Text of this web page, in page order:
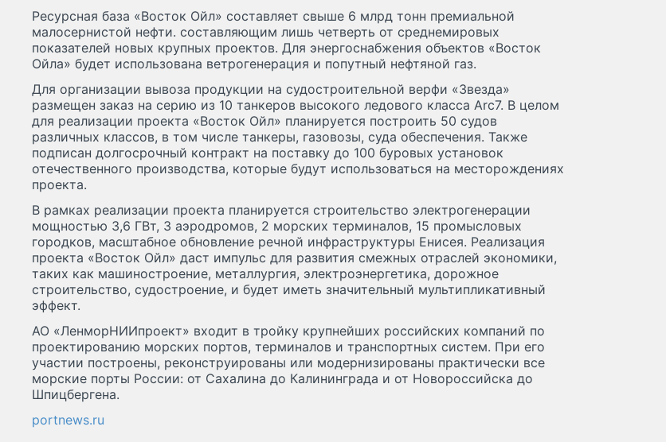
Ресурсная база «Восток Ойл» составляет свыше 6 млрд тонн премиальной
малосернистой нефти. составляющим лишь четверть от среднемировых
показателей новых крупных проектов. Для энергоснабжения объектов «Восток
Ойла» будет использована ветрогенерация и попутный нефтяной газ.
Для организации вывоза продукции на судостроительной верфи «Звезда»
размещен заказ на серию из 10 танкеров высокого ледового класса Arc7. В целом
для реализации проекта «Восток Ойл» планируется построить 50 судов
различных классов, в том числе танкеры, газовозы, суда обеспечения. Также
подписан долгосрочный контракт на поставку до 100 буровых установок
отечественного производства, которые будут использоваться на месторождениях
проекта.
В рамках реализации проекта планируется строительство электрогенерации
мощностью 3,6 ГВт, 3 аэродромов, 2 морских терминалов, 15 промысловых
городков, масштабное обновление речной инфраструктуры Енисея. Реализация
проекта «Восток Ойл» даст импульс для развития смежных отраслей экономики,
таких как машиностроение, металлургия, электроэнергетика, дорожное
строительство, судостроение, и будет иметь значительный мультипликативный
эффект.
АО «ЛенморНИИпроект» входит в тройку крупнейших российских компаний по
проектированию морских портов, терминалов и транспортных систем. При его
участии построены, реконструированы или модернизированы практически все
морские порты России: от Сахалина до Калининграда и от Новороссийска до
Шпицбергена.
portnews.ru